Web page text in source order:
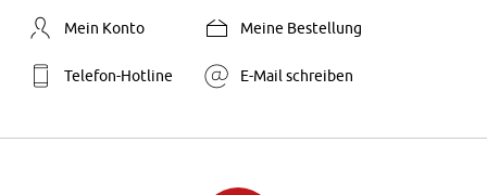
Mein Konto Meine Bestellung
Telefon-Hotline E-Mail schreiben